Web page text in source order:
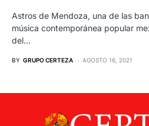
Astros de Mendoza, una de las
música contemporánea popular
del…
BY GRUPO CERTEZA AGOSTO 16, 2021